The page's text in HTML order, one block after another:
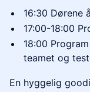
16:30 Dørene
17:00-18:00
18:00
teamet og
En hyggelig